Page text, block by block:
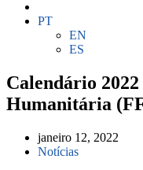
PT
EN
ES
Calendário
Humanitária
janeiro 12, 2022
Notícias